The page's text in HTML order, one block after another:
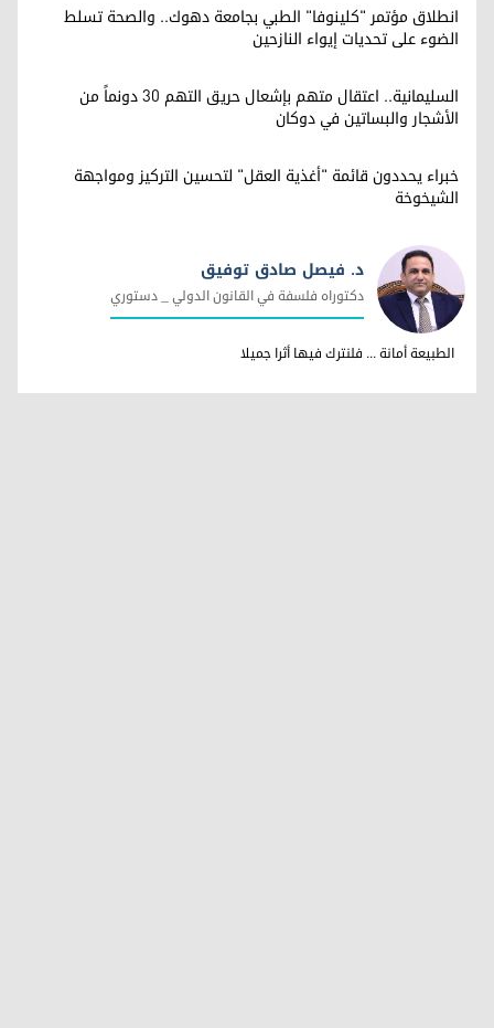
انطلاق مؤتمر "كلينوفا" الطبي بجامعة دهوك.. والصحة تسلط
الضوء على تحديات إيواء النازحين
السليمانية.. اعتقال متهم بإشعال حريق التهم 30 دونماً من
الأشجار والبساتين في دوكان
خبراء يحددون قائمة "أغذية العقل" لتحسين التركيز ومواجهة
الشيخوخة
د. فيصل صادق توفيق
د. فيصل صادق توفيق
دكتوراه فلسفة في القانون الدولي _ دستوري
الطبيعة أمانة ... فلنترك فيها أثرا جميلا